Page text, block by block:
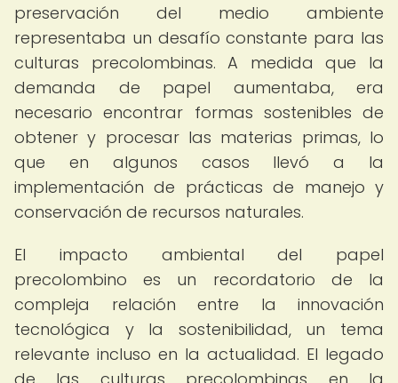
preservación del medio ambiente
representaba un desafío constante para las
culturas precolombinas. A medida que la
demanda de papel aumentaba, era
necesario encontrar formas sostenibles de
obtener y procesar las materias primas, lo
que en algunos casos llevó a la
implementación de prácticas de manejo y
conservación de recursos naturales.
El impacto ambiental del papel
precolombino es un recordatorio de la
compleja relación entre la innovación
tecnológica y la sostenibilidad, un tema
relevante incluso en la actualidad. El legado